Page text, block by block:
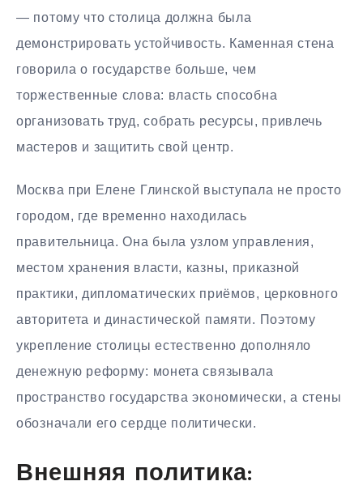
— потому что столица должна была
демонстрировать устойчивость. Каменная стена
говорила о государстве больше, чем
торжественные слова: власть способна
организовать труд, собрать ресурсы, привлечь
мастеров и защитить свой центр.
Москва при Елене Глинской выступала не просто
городом, где временно находилась
правительница. Она была узлом управления,
местом хранения власти, казны, приказной
практики, дипломатических приёмов, церковного
авторитета и династической памяти. Поэтому
укрепление столицы естественно дополняло
денежную реформу: монета связывала
пространство государства экономически, а стены
обозначали его сердце политически.
Внешняя политика: